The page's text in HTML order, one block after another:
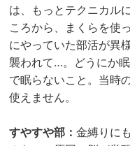
は、もっとテクニカル
ころから、まくらを使
にやっていた部活が異
襲われて…。どうにか
で眠らないこと。当時
使えません。
すやすや部：金縛りに